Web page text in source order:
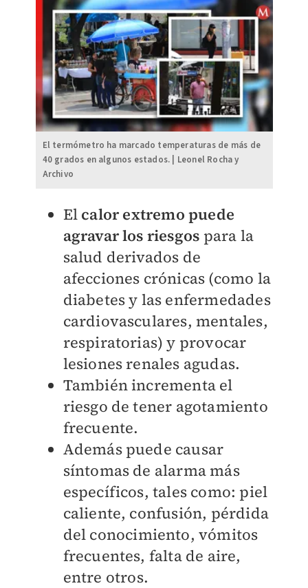
El termómetro ha marcado temperaturas de más de
40 grados en algunos estados. | Leonel Rocha y
Archivo
El calor extremo puede
agravar los riesgos para la
salud derivados de
afecciones crónicas (como la
diabetes y las enfermedades
cardiovasculares, mentales,
respiratorias) y provocar
lesiones renales agudas.
También incrementa el
riesgo de tener agotamiento
frecuente.
Además puede causar
síntomas de alarma más
específicos, tales como: piel
caliente, confusión, pérdida
del conocimiento, vómitos
frecuentes, falta de aire,
entre otros.